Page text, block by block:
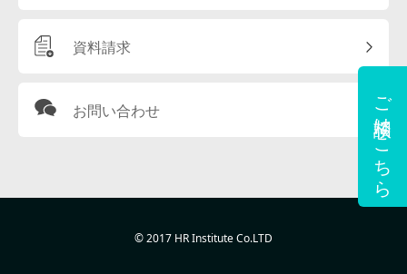
資料請求
お問い合わせ
© 2017 HR Institute Co.LTD
ご相談はこちら